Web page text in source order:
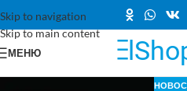
Skip to navigation
Skip to main content
МЕНЮ